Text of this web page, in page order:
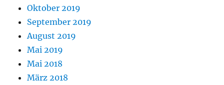
Oktober 2019
September 2019
August 2019
Mai 2019
Mai 2018
März 2018